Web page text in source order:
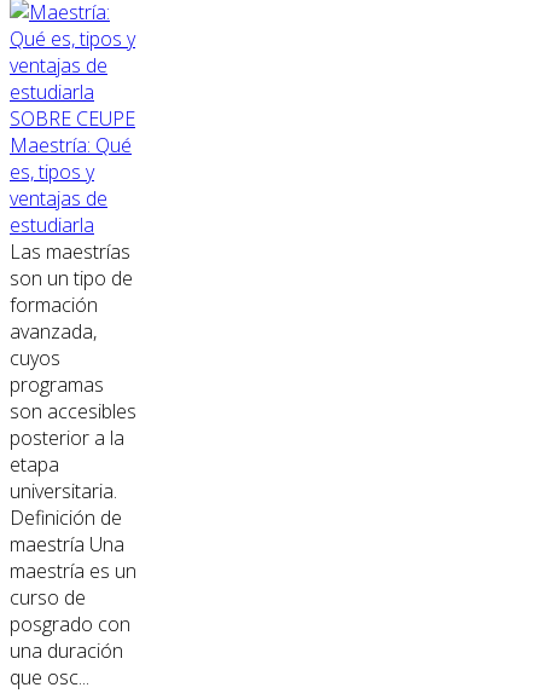
SOBRE CEUPE
Maestría: Qué
es, tipos y
ventajas de
estudiarla
Las maestrías
son un tipo de
formación
avanzada,
cuyos
programas
son accesibles
posterior a la
etapa
universitaria.
Definición de
maestría Una
maestría es un
curso de
posgrado con
una duración
que osc...